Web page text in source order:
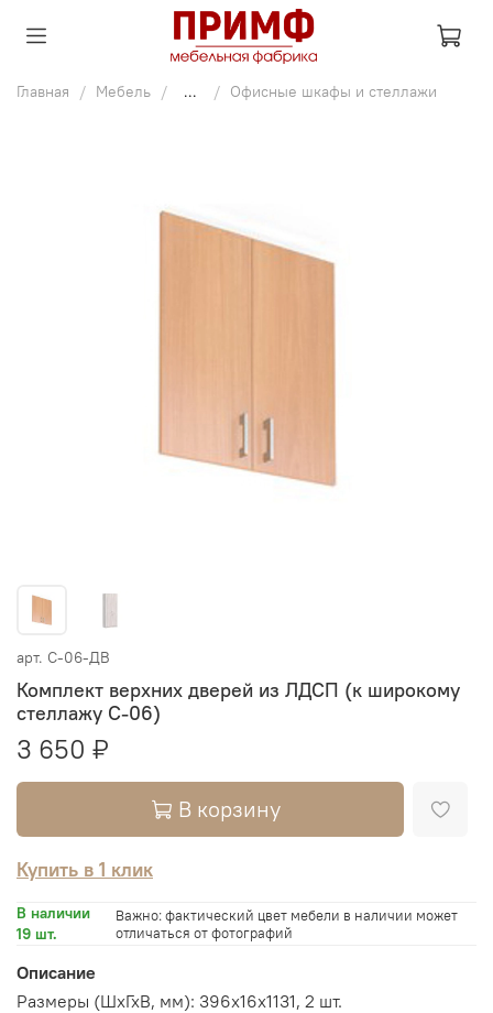
Главная Мебель ... Офисные шкафы и стеллажи
арт. С-06-ДВ
Комплект верхних дверей из ЛДСП (к широкому
стеллажу С-06)
3 650 ₽
В корзину
Купить в 1 клик
В наличии
19 шт.
Важно: фактический цвет мебели в наличии может
отличаться от фотографий
Описание
Размеры (ШхГхВ, мм): 396х16х1131, 2 шт.